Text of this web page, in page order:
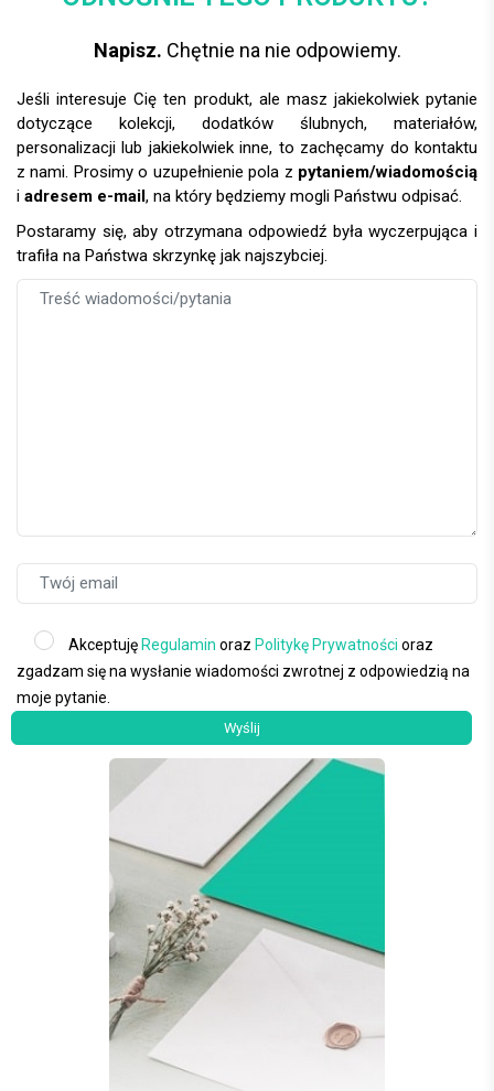
Napisz. Chętnie na nie odpowiemy.
Jeśli interesuje Cię ten produkt, ale masz jakiekolwiek pytanie
dotyczące kolekcji, dodatków ślubnych, materiałów,
personalizacji lub jakiekolwiek inne, to zachęcamy do kontaktu
z nami. Prosimy o uzupełnienie pola z pytaniem/wiadomością
i adresem e-mail, na który będziemy mogli Państwu odpisać.
Postaramy się, aby otrzymana odpowiedź była wyczerpująca i
trafiła na Państwa skrzynkę jak najszybciej.
AkceptujęRegulamin oraz Politykę Prywatności oraz
zgadzam się na wysłanie wiadomości zwrotnej z odpowiedzią na
moje pytanie.